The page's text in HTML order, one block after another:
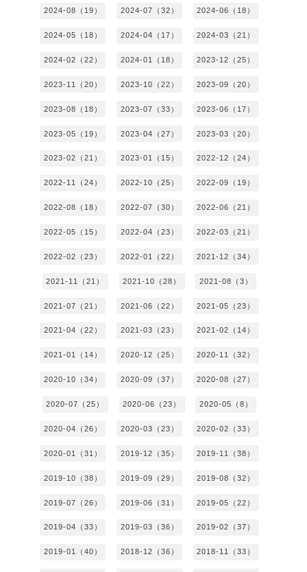
2024-08（19） 2024-07（32） 2024-06（18）
2024-05（18） 2024-04（17） 2024-03（21）
2024-02（22） 2024-01（18） 2023-12（25）
2023-11（20） 2023-10（22） 2023-09（20）
2023-08（18） 2023-07（33） 2023-06（17）
2023-05（19） 2023-04（27） 2023-03（20）
2023-02（21） 2023-01（15） 2022-12（24）
2022-11（24） 2022-10（25） 2022-09（19）
2022-08（18） 2022-07（30） 2022-06（21）
2022-05（15） 2022-04（23） 2022-03（21）
2022-02（23） 2022-01（22） 2021-12（34）
2021-11（21） 2021-10（28） 2021-08（3）
2021-07（21） 2021-06（22） 2021-05（23）
2021-04（22） 2021-03（23） 2021-02（14）
2021-01（14） 2020-12（25） 2020-11（32）
2020-10（34） 2020-09（37） 2020-08（27）
2020-07（25） 2020-06（23） 2020-05（8）
2020-04（26） 2020-03（23） 2020-02（33）
2020-01（31） 2019-12（35） 2019-11（38）
2019-10（38） 2019-09（29） 2019-08（32）
2019-07（26） 2019-06（31） 2019-05（22）
2019-04（33） 2019-03（36） 2019-02（37）
2019-01（40） 2018-12（36） 2018-11（33）